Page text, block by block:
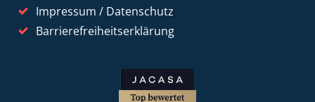
Impressum / Datenschutz
Barrierefreiheitserklärung